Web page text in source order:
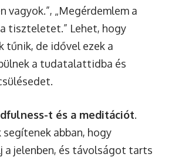
vagyok.”, „Megérdemlem a
tiszteletet.” Lehet, hogy
tűnik, de idővel ezek a
a tudatalattidba és
t és a meditációt.
segítenek abban, hogy
a jelenben, és távolságot tarts